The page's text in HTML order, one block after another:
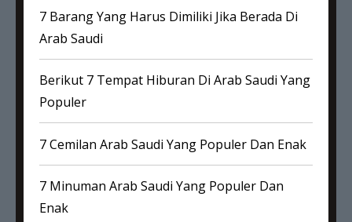
7 Barang Yang Harus Dimiliki Jika Berada Di
Arab Saudi
Berikut 7 Tempat Hiburan Di Arab Saudi Yang
Populer
7 Cemilan Arab Saudi Yang Populer Dan Enak
7 Minuman Arab Saudi Yang Populer Dan
Enak